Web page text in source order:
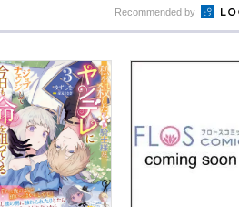
Recommended by